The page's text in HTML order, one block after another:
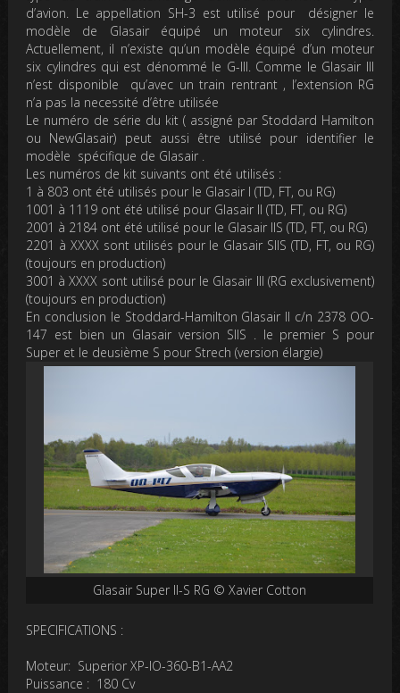
d’avion. Le appellation SH-3 est utilisé pour désigner le
modèle de Glasair équipé un moteur six cylindres.
Actuellement, il n’existe qu’un modèle équipé d’un moteur
six cylindres qui est dénommé le G-III. Comme le Glasair III
n’est disponible qu’avec un train rentrant , l’extension RG
n’a pas la necessité d’être utilisée
Le numéro de série du kit ( assigné par Stoddard Hamilton
ou NewGlasair) peut aussi être utilisé pour identifier le
modèle spécifique de Glasair .
Les numéros de kit suivants ont été utilisés :
1 à 803 ont été utilisés pour le Glasair I (TD, FT, ou RG)
1001 à 1119 ont été utilisé pour Glasair II (TD, FT, ou RG)
2001 à 2184 ont été utilisé pour le Glasair IIS (TD, FT, ou RG)
2201 à XXXX sont utilisés pour le Glasair SIIS (TD, FT, ou RG)
(toujours en production)
3001 à XXXX sont utilisé pour le Glasair III (RG exclusivement)
(toujours en production)
En conclusion le Stoddard-Hamilton Glasair II c/n 2378 OO-
147 est bien un Glasair version SIIS . le premier S pour
Super et le deusième S pour Strech (version élargie)
Glasair Super II-S RG © Xavier Cotton
SPECIFICATIONS :
Moteur: Superior XP-IO-360-B1-AA2
Puissance : 180 Cv